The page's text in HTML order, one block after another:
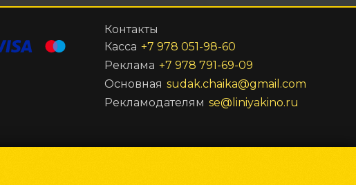
Контакты
Касса +7 978 051-98-60
Реклама +7 978 791-69-09
Основная sudak.chaika@gmail.com
Рекламодателям se@liniyakino.ru